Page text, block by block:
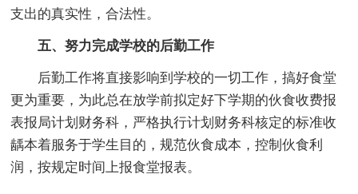
支出的真实性，合法性。
五、努力完成学校的后勤工作
后勤工作将直接影响到学校的一切工作，搞好食堂
更为重要，为此总在放学前拟定好下学期的伙食收费报
表报局计划财务科，严格执行计划财务科核定的标准收
龋本着服务于学生目的，规范伙食成本，控制伙食利
润，按规定时间上报食堂报表。